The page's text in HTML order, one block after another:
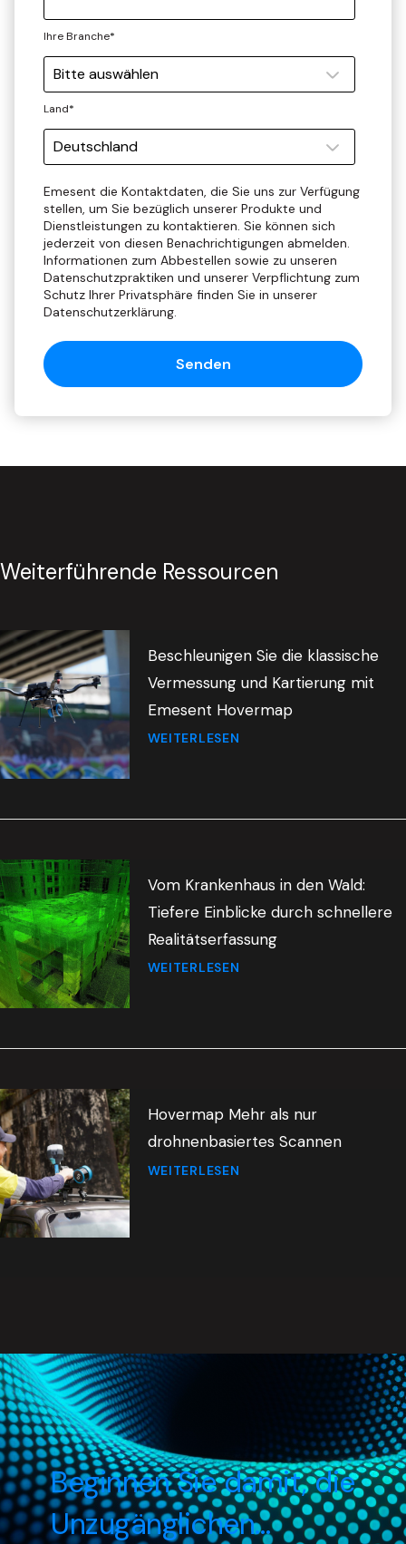
Ihre Branche*
Land*
Emesent die Kontaktdaten, die Sie uns zur Verfügung
stellen, um Sie bezüglich unserer Produkte und
Dienstleistungen zu kontaktieren. Sie können sich
jederzeit von diesen Benachrichtigungen abmelden.
Informationen zum Abbestellen sowie zu unseren
Datenschutzpraktiken und unserer Verpflichtung zum
Schutz Ihrer Privatsphäre finden Sie in unserer
Datenschutzerklärung.
Weiterführende Ressourcen
Beschleunigen Sie die klassische
Vermessung und Kartierung mit
Emesent Hovermap
WEITERLESEN
Vom Krankenhaus in den Wald:
Tiefere Einblicke durch schnellere
Realitätserfassung
WEITERLESEN
Hovermap Mehr als nur
drohnenbasiertes Scannen
WEITERLESEN
Beginnen Sie damit, die
Unzugänglichen…